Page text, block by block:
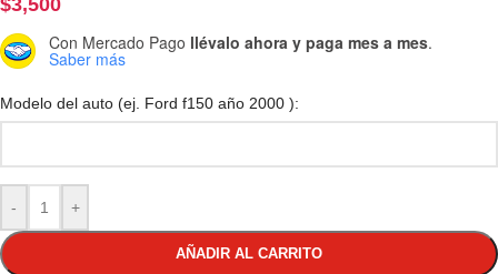
$3,500
Con Mercado Pago llévalo ahora y paga mes a mes.
Saber más
Modelo del auto (ej. Ford f150 año 2000 ):
- +
AÑADIR AL CARRITO